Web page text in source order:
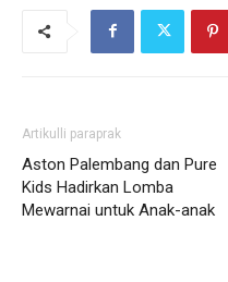
Artikulli paraprak
Aston Palembang dan Pure
Kids Hadirkan Lomba
Mewarnai untuk Anak-anak